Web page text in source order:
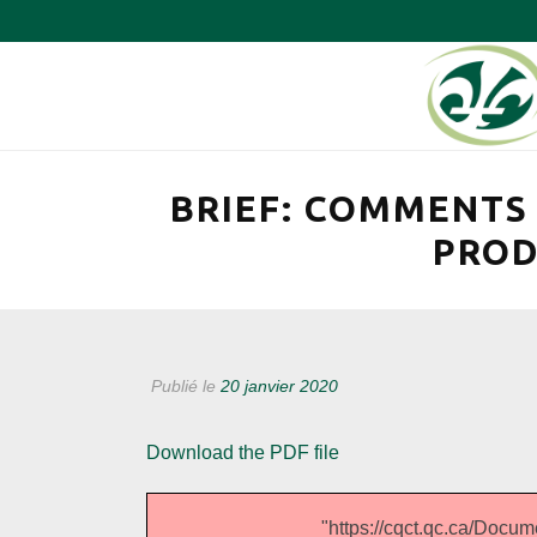
BRIEF:
Publié le 20 janvier 2020
Download the PDF file
"https://cqct.qc.ca/